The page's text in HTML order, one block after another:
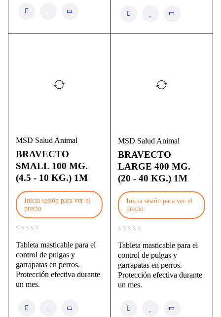
MSD Salud Animal
BRAVECTO
SMALL 100 MG.
(4.5 - 10 KG.) 1M
Inicia sesión para ver el
precio
Tableta masticable para el
control de pulgas y
garrapatas en perros.
Protección efectiva durante
un mes.
MSD Salud Animal
BRAVECTO
LARGE 400 MG.
(20 - 40 KG.) 1M
Inicia sesión para ver el
precio
Tableta masticable para el
control de pulgas y
garrapatas en perros.
Protección efectiva durante
un mes.